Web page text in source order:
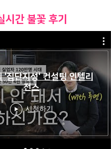
시간 불꽃 후기
'집단지성' 컨설팅 인텔리
전스
시청하기